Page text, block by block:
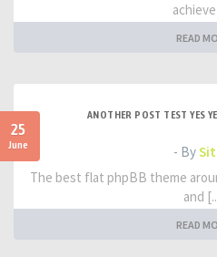
READ
25
June
ANOTHER POST TEST YES
- By
The best flat phpBB theme
and
READ